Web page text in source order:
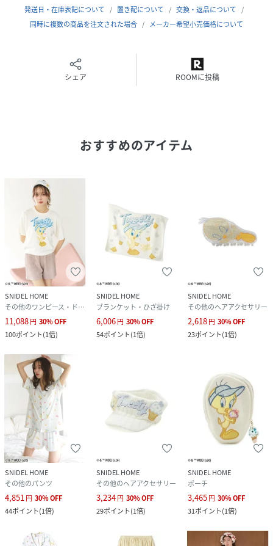
でも機転を利かせて切り抜けることができる賢さを持ってい
ます。
【Design/Styling】
アイスのワッフルコーンをイメージした編み地がキュート
同シリーズのカーディガン(SHNT262090)やカットソーシリ
ーズ、雑貨と合わせるのがおすすめです。
【透け感】なし
【裏地】なし
【伸縮性】あり
【生地の厚さ】薄手
※照明の関係により、実際よりも色味が違って見える場合が
あります。
またパソコン・スマートフォンなどの環境により、若干製品
さい。
商品の色味は、商品単品画像をご参照下さい。
※商品画像はサンプルのため、色味やサイズ等の仕様に変更
がある場合がございますので、予めご了承ください。
性別タイプ
原産国 中国
素材 ポリエステル80%,ナイロン20%CICA
サイズ F[99]
品番
RX0667_SHNP262089
発送日・在庫表記について 置き配について
交換・返品について
同時に複数の商品を注文された場合
メーカー希望小売価格について
シェア ROOMに投稿
おすすめのアイテム
SNIDEL HOME
その他のワンピース・ドレス
11,088円 30%OFF
100ポイント(1倍)
SNIDEL HOME
ブランケット・ひざ掛け
6,006円 30%OFF
54ポイント(1倍)
SNIDEL HOME
その他のヘアアクセサリー
2,618円 30%OFF
23ポイント(1倍)
SNIDEL HOME
その他のパンツ
4,851円 30%OFF
44ポイント(1倍)
SNIDEL HOME
その他のヘアアクセサリー
3,234円 30%OFF
29ポイント(1倍)
SNIDEL HOME
ポーチ
3,465円 30%OFF
31ポイント(1倍)